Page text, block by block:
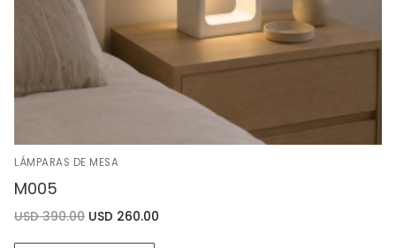
LÁMPARAS DE MESA
M005
USD390.00 USD 260.00